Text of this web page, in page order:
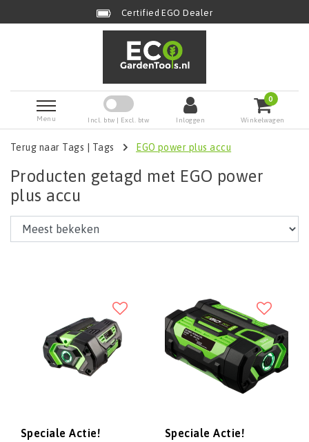
Certified EGO Dealer
Menu Incl. btw | Excl. btw Inloggen
0
Winkelwagen
Terug naar Tags Tags EGO power plus accu
Producten getagd met EGO power
plus accu
Speciale Actie!
Speciale Actie!